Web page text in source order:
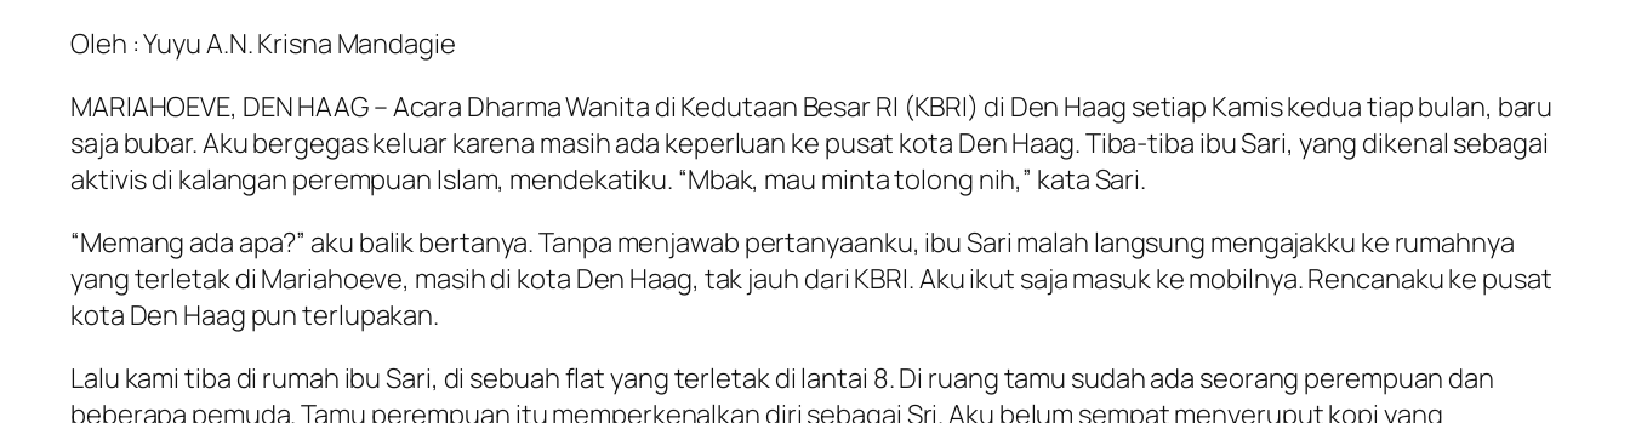
Oleh : Yuyu A.N. Krisna Mandagie
MARIAHOEVE, DEN HAAG – Acara Dharma Wanita di Kedutaan Besar RI (KBRI) di Den Haag setiap Kamis kedua tiap bulan, baru
saja bubar. Aku bergegas keluar karena masih ada keperluan ke pusat kota Den Haag. Tiba-tiba ibu Sari, yang dikenal sebagai
aktivis di kalangan perempuan Islam, mendekatiku. “Mbak, mau minta tolong nih,” kata Sari.
“Memang ada apa?” aku balik bertanya. Tanpa menjawab pertanyaanku, ibu Sari malah langsung mengajakku ke rumahnya
yang terletak di Mariahoeve, masih di kota Den Haag, tak jauh dari KBRI. Aku ikut saja masuk ke mobilnya. Rencanaku ke pusat
kota Den Haag pun terlupakan.
Lalu kami tiba di rumah ibu Sari, di sebuah flat yang terletak di lantai 8. Di ruang tamu sudah ada seorang perempuan dan
beberapa pemuda. Tamu perempuan itu memperkenalkan diri sebagai Sri. Aku belum sempat menyeruput kopi yang